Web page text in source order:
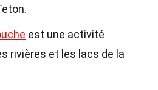
est une activité
rivières et les lacs de la